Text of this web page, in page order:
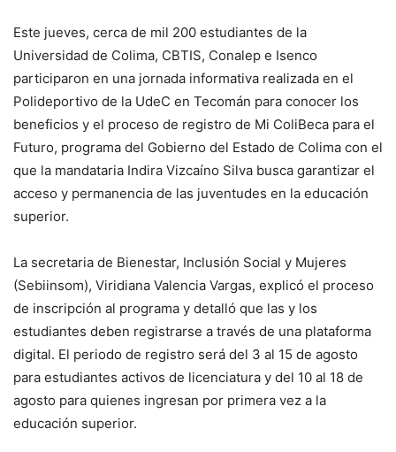
Este jueves, cerca de mil 200 estudiantes de la
Universidad de Colima, CBTIS, Conalep e Isenco
participaron en una jornada informativa realizada en el
Polideportivo de la UdeC en Tecomán para conocer los
beneficios y el proceso de registro de Mi ColiBeca para el
Futuro, programa del Gobierno del Estado de Colima con el
que la mandataria Indira Vizcaíno Silva busca garantizar el
acceso y permanencia de las juventudes en la educación
superior.
La secretaria de Bienestar, Inclusión Social y Mujeres
(Sebiinsom), Viridiana Valencia Vargas, explicó el proceso
de inscripción al programa y detalló que las y los
estudiantes deben registrarse a través de una plataforma
digital. El periodo de registro será del 3 al 15 de agosto
para estudiantes activos de licenciatura y del 10 al 18 de
agosto para quienes ingresan por primera vez a la
educación superior.